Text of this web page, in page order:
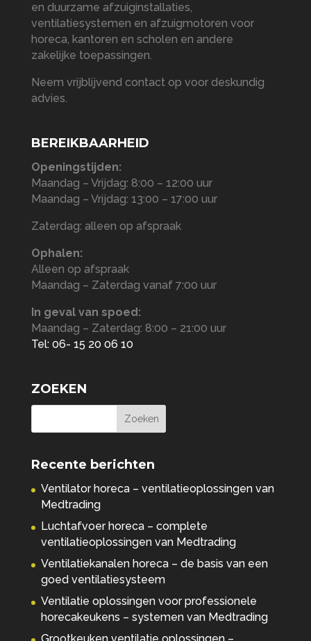
en duurzame afzuiginstallaties,
ventilatiesystemen en afzuigmotoren voor
horeca, kantoren en scholen en andere
zakelijke toepassingen.
Neem vrijblijvend contact op voor deskundig
advies.
BEREIKBAARHEID
Openingstijden:
Maandag – Vrijdag: 8:00 – 12:00 uur
Maandag – Vrijdag: 13:00 – 17:00 uur
Zaterdag: alleen op afspraak
Ophalen:
Alleen op afspraak
Maandag – Zaterdag vanaf 7:00 uur
In geval van spoed:
Maandag – Zaterdag: 8:00 – 21:00 uur
Tel: 06- 15 20 06 10
ZOEKEN
Recente berichten
Ventilator horeca – ventilatieoplossingen van
Medtrading
Luchtafvoer horeca – complete
ventilatieoplossingen van Medtrading
Ventilatiekanalen horeca – de basis van een
goed ventilatiesysteem
Ventilatie oplossingen voor professionele
horecakeukens – systemen van Medtrading